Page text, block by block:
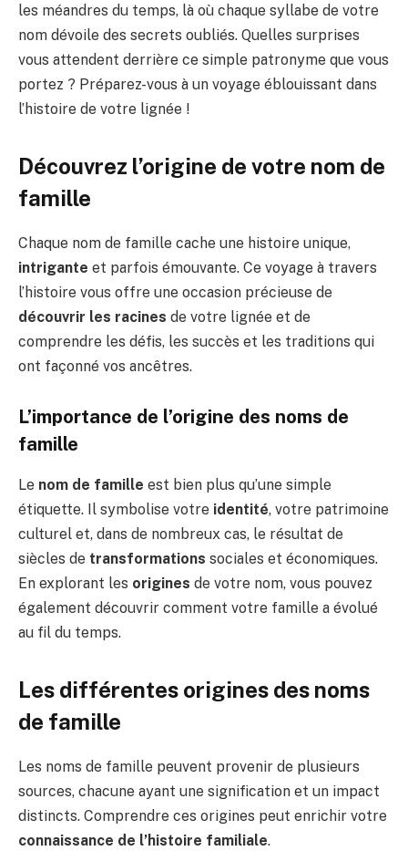
les méandres du temps, là où chaque syllabe de votre
nom dévoile des secrets oubliés. Quelles surprises
vous attendent derrière ce simple patronyme que vous
portez ? Préparez-vous à un voyage éblouissant dans
l’histoire de votre lignée !
Découvrez l’origine de votre nom de
famille
Chaque nom de famille cache une histoire unique,
intrigante et parfois émouvante. Ce voyage à travers
l’histoire vous offre une occasion précieuse de
découvrir les racines de votre lignée et de
comprendre les défis, les succès et les traditions qui
ont façonné vos ancêtres.
L’importance de l’origine des noms de
famille
Le nom de famille est bien plus qu’une simple
étiquette. Il symbolise votre identité, votre patrimoine
culturel et, dans de nombreux cas, le résultat de
siècles de transformations sociales et économiques.
En explorant les origines de votre nom, vous pouvez
également découvrir comment votre famille a évolué
au fil du temps.
Les différentes origines des noms
de famille
Les noms de famille peuvent provenir de plusieurs
sources, chacune ayant une signification et un impact
distincts. Comprendre ces origines peut enrichir votre
connaissance de l’histoire familiale.